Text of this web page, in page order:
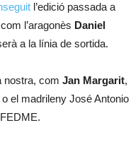
l’edició passada a
l’aragonès Daniel
a la línia de sortida.
nostra, com Jan Margarit,
o el madrileny José Antonio